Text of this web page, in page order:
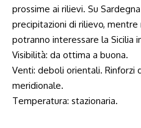
prossime ai rilievi. Su
precipitazioni di rilievo,
potranno interessare la Sicilia
Visibilità: da ottima a buona.
Venti: deboli orientali. Rinforzi
meridionale.
Temperatura: stazionaria.